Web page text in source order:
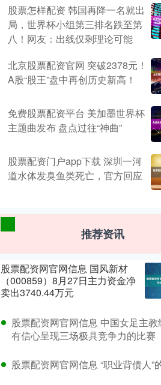
股票怎样配资 韩国再降一名就出
局，世界杯小组第三排名跌至第
八！网友：出线仅剩理论可能
北京股票配资官网 突破2378元！
A股“股王”盘中再创历史新高！
免费股票配资平台 美加墨世界杯
主题曲发布 盘点过往“神曲”
股票配资门户app下载 深圳一河
道水体发臭鱼类死亡，官方回应
推荐资讯
股票配资网官网信息 国风新材
（000859）8月27日主力资金净
卖出3740.44万元
股票配资网官网信息 中国女足主
有信心呈现三场极具竞争力的比赛
股票配资网官网信息 “职业背债人”